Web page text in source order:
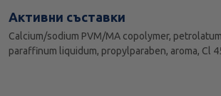
Активни съставки
Calcium/sodium PVM/MA copolymer,
paraffinum liquidum, propylparaben, aroma, Cl